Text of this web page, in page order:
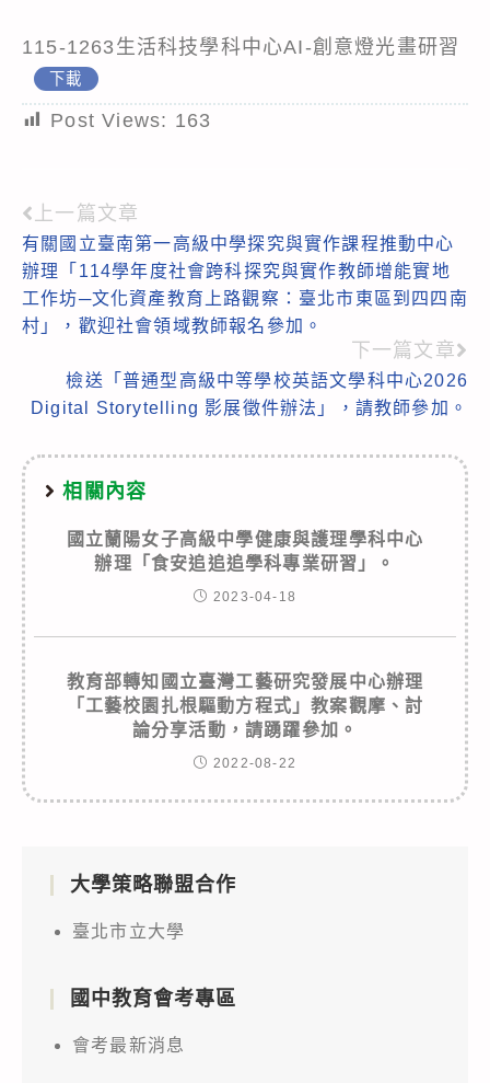
115-1263生活科技學科中心AI-創意燈光畫研習
下載
Post Views: 163
Read
more
articles
上一篇文章
有關國立臺南第一高級中學探究與實作課程推動中心
辦理「114學年度社會跨科探究與實作教師增能實地
工作坊─文化資產教育上路觀察：臺北市東區到四四南
村」，歡迎社會領域教師報名參加。
下一篇文章
檢送「普通型高級中等學校英語文學科中心2026
Digital Storytelling 影展徵件辦法」，請教師參加。
相關內容
國立蘭陽女子高級中學健康與護理學科中心
辦理「食安追追追學科專業研習」。
2023-04-18
教育部轉知國立臺灣工藝研究發展中心辦理
「工藝校園扎根驅動方程式」教案觀摩、討
論分享活動，請踴躍參加。
2022-08-22
大學策略聯盟合作
臺北市立大學
國中教育會考專區
會考最新消息